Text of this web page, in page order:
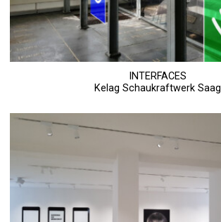
INTERFACES
Kelag Schaukraftwerk Saag